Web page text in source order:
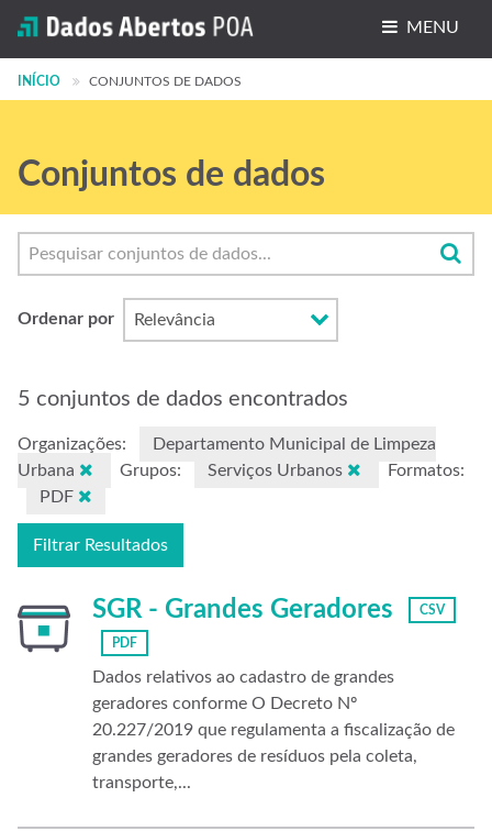
MENU
Conjuntos de dados
Grupos
Sobre
INÍCIO CONJUNTOS DE DADOS
Conjuntos de dados
Ordenar por
5 conjuntos de dados encontrados
Organizações:
Departamento Municipal de Limpeza
Urbana
Grupos: Serviços Urbanos
Formatos:
PDF
Filtrar Resultados
SGR - Grandes Geradores CSV
PDF
Dados relativos ao cadastro de grandes
geradores conforme O Decreto Nº
20.227/2019 que regulamenta a fiscalização de
grandes geradores de resíduos pela coleta,
transporte,...